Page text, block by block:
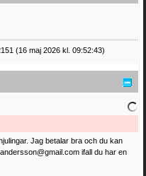
(16 maj 2026 kl. 09:52:43)
Jag betalar bra och du kan
ifall du har en